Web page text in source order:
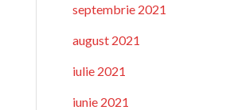
septembrie 2021
august 2021
iulie 2021
iunie 2021